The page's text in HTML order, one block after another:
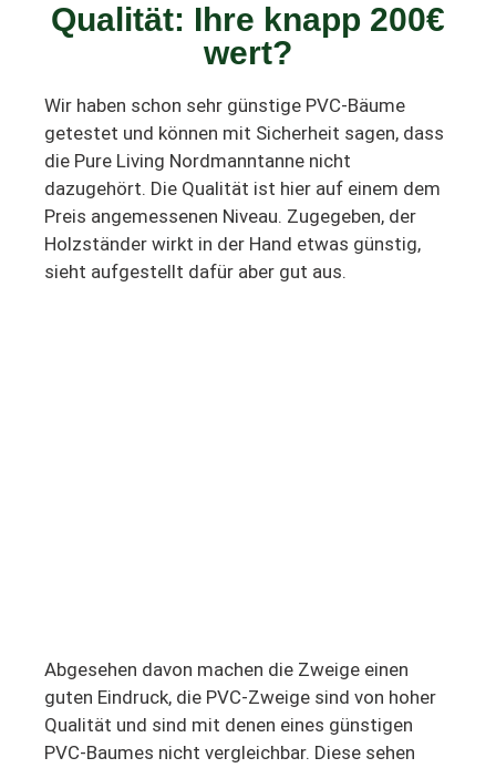
Qualität: Ihre knapp 200€
wert?
Wir haben schon sehr günstige PVC-Bäume
getestet und können mit Sicherheit sagen, dass
die Pure Living Nordmanntanne nicht
dazugehört. Die Qualität ist hier auf einem dem
Preis angemessenen Niveau. Zugegeben, der
Holzständer wirkt in der Hand etwas günstig,
sieht aufgestellt dafür aber gut aus.
Abgesehen davon machen die Zweige einen
guten Eindruck, die PVC-Zweige sind von hoher
Qualität und sind mit denen eines günstigen
PVC-Baumes nicht vergleichbar. Diese sehen